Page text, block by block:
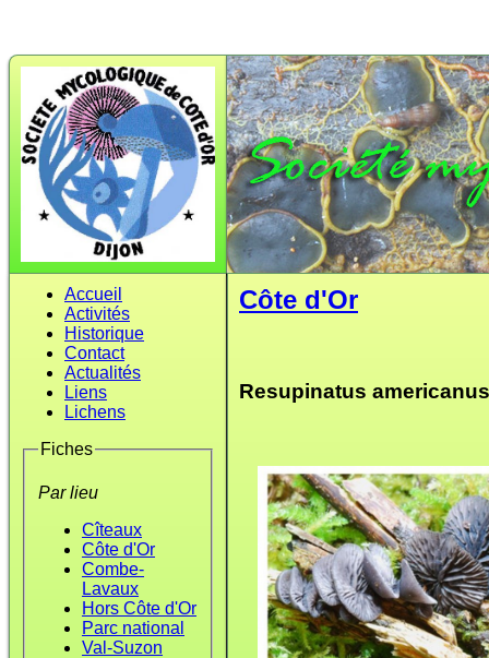
Accueil
Activités
Historique
Contact
Actualités
Liens
Lichens
Fiches
Par lieu
Cîteaux
Côte d'Or
Combe-
Lavaux
Hors Côte d'Or
Parc national
Val-Suzon
Côte d'Or
Resupinatus